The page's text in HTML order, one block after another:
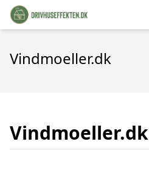
Vindmoeller.dk
Vindmoeller.dk